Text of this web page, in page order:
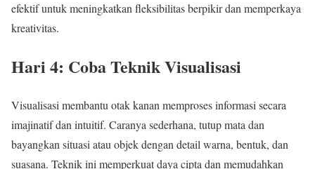
efektif untuk meningkatkan fleksibilitas berpikir dan memperkaya
kreativitas.
Hari 4: Coba Teknik Visualisasi
Visualisasi membantu otak kanan memproses informasi secara
imajinatif dan intuitif. Caranya sederhana, tutup mata dan
bayangkan situasi atau objek dengan detail warna, bentuk, dan
suasana. Teknik ini memperkuat daya cipta dan memudahkan